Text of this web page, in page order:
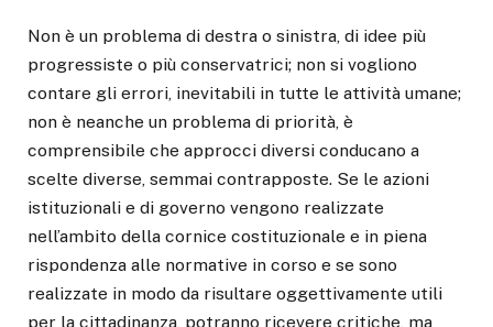
Non è un problema di destra o sinistra, di idee più
progressiste o più conservatrici; non si vogliono
contare gli errori, inevitabili in tutte le attività umane;
non è neanche un problema di priorità, è
comprensibile che approcci diversi conducano a
scelte diverse, semmai contrapposte. Se le azioni
istituzionali e di governo vengono realizzate
nell’ambito della cornice costituzionale e in piena
rispondenza alle normative in corso e se sono
realizzate in modo da risultare oggettivamente utili
per la cittadinanza, potranno ricevere critiche, ma